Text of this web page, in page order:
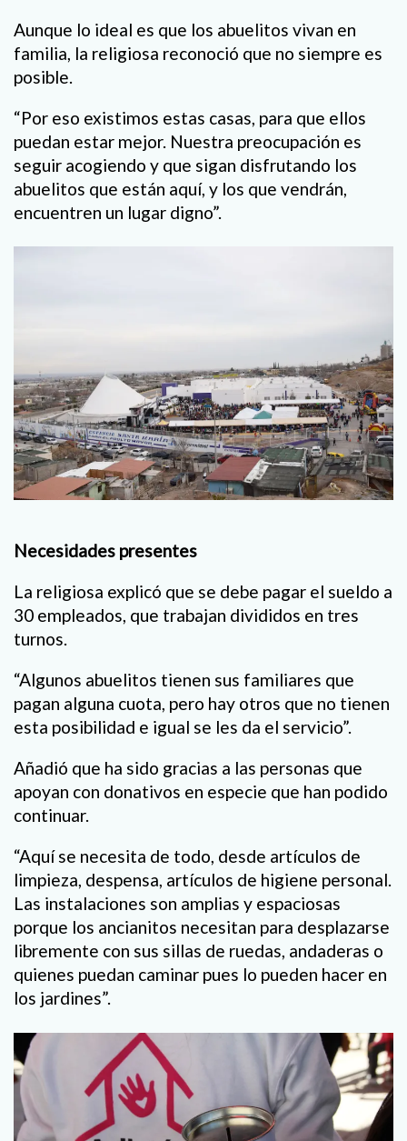
Aunque lo ideal es que los abuelitos vivan en
familia, la religiosa reconoció que no siempre es
posible.
“Por eso existimos estas casas, para que ellos
puedan estar mejor. Nuestra preocupación es
seguir acogiendo y que sigan disfrutando los
abuelitos que están aquí, y los que vendrán,
encuentren un lugar digno”.
Necesidades presentes
La religiosa explicó que se debe pagar el sueldo a
30 empleados, que trabajan divididos en tres
turnos.
“Algunos abuelitos tienen sus familiares que
pagan alguna cuota, pero hay otros que no tienen
esta posibilidad e igual se les da el servicio”.
Añadió que ha sido gracias a las personas que
apoyan con donativos en especie que han podido
continuar.
“Aquí se necesita de todo, desde artículos de
limpieza, despensa, artículos de higiene personal.
Las instalaciones son amplias y espaciosas
porque los ancianitos necesitan para desplazarse
libremente con sus sillas de ruedas, andaderas o
quienes puedan caminar pues lo pueden hacer en
los jardines”.